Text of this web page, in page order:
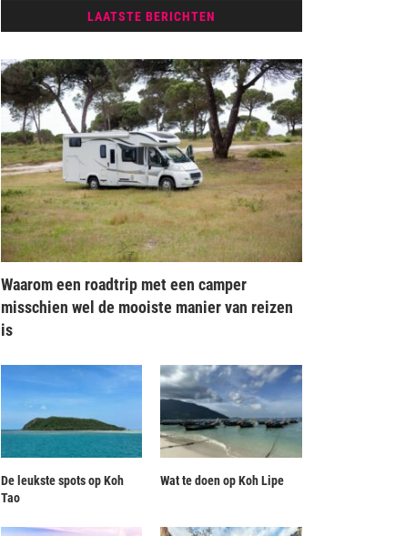
LAATSTE BERICHTEN
Waarom een roadtrip met een camper
misschien wel de mooiste manier van reizen
is
De leukste spots op Koh
Tao
Wat te doen op Koh Lipe